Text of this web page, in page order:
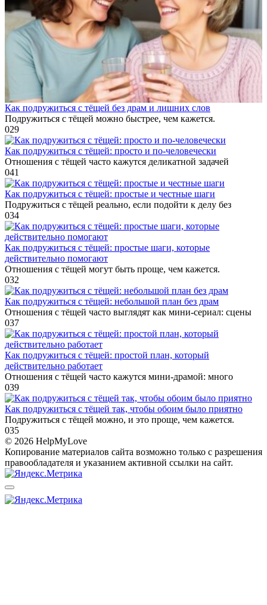
Как подружиться с тёщей без драм и лишних слов
Подружиться с тёщей можно быстрее, чем кажется.
029
Как подружиться с тёщей: просто и по-человечески
Отношения с тёщей часто кажутся деликатной задачей
041
Как подружиться с тёщей: простые и честные шаги
Подружиться с тёщей реально, если подойти к делу без
034
Как подружиться с тёщей: простые шаги, которые
действительно помогают
Отношения с тёщей могут быть проще, чем кажется.
032
Как подружиться с тёщей: небольшой план без драм
Отношения с тёщей часто выглядят как мини-сериал: сцены
037
Как подружиться с тёщей: простой план, который
действительно работает
Отношения с тёщей часто кажутся мини-драмой: много
039
Как подружиться с тёщей так, чтобы обоим было приятно
Подружиться с тёщей можно, и это проще, чем кажется.
035
© 2026 HelpMyLove
Копирование материалов сайта возможно только с разрешения
правообладателя и указанием активной ссылки на сайт.